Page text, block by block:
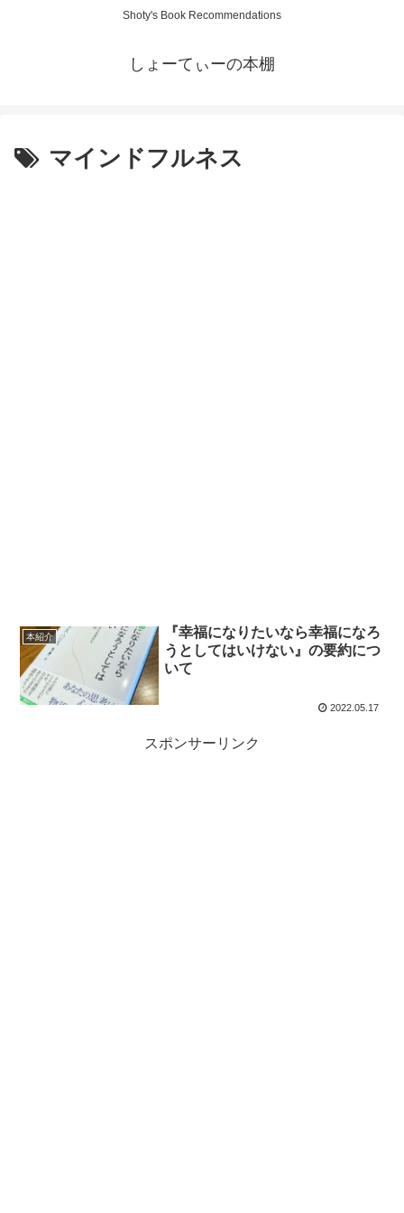
Shoty's Book Recommendations
しょーてぃーの本棚
マインドフルネス
本紹介
『幸福になりたいなら幸福になろ
うとしてはいけない』の要約につ
いて
2022.05.17
スポンサーリンク